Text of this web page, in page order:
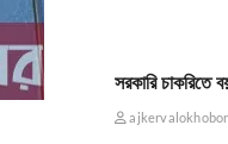
সরকারি চাকরিতে
ajkervalokhobor